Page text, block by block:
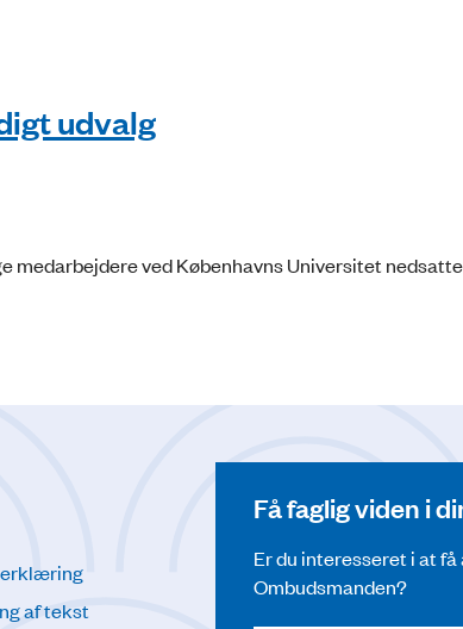
udvalg
medarbejdere ved Københavns Universitet
af tekst
Få faglig viden i
Er du interesseret i at
Ombudsmanden?